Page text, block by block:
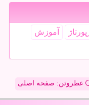
آموزش
عطروتن: صفحه اصلی